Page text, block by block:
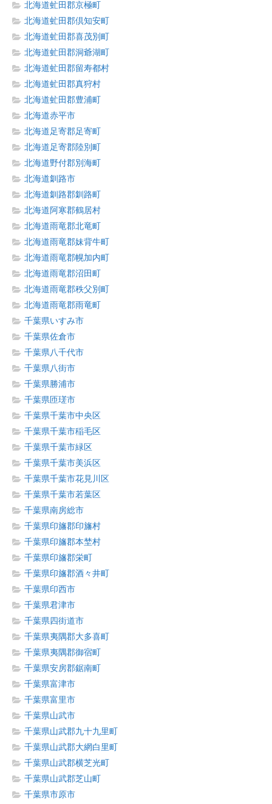
北海道虻田郡京極町
北海道虻田郡倶知安町
北海道虻田郡喜茂別町
北海道虻田郡洞爺湖町
北海道虻田郡留寿都村
北海道虻田郡真狩村
北海道虻田郡豊浦町
北海道赤平市
北海道足寄郡足寄町
北海道足寄郡陸別町
北海道野付郡別海町
北海道釧路市
北海道釧路郡釧路町
北海道阿寒郡鶴居村
北海道雨竜郡北竜町
北海道雨竜郡妹背牛町
北海道雨竜郡幌加内町
北海道雨竜郡沼田町
北海道雨竜郡秩父別町
北海道雨竜郡雨竜町
千葉県いすみ市
千葉県佐倉市
千葉県八千代市
千葉県八街市
千葉県勝浦市
千葉県匝瑳市
千葉県千葉市中央区
千葉県千葉市稲毛区
千葉県千葉市緑区
千葉県千葉市美浜区
千葉県千葉市花見川区
千葉県千葉市若葉区
千葉県南房総市
千葉県印旛郡印旛村
千葉県印旛郡本埜村
千葉県印旛郡栄町
千葉県印旛郡酒々井町
千葉県印西市
千葉県君津市
千葉県四街道市
千葉県夷隅郡大多喜町
千葉県夷隅郡御宿町
千葉県安房郡鋸南町
千葉県富津市
千葉県富里市
千葉県山武市
千葉県山武郡九十九里町
千葉県山武郡大網白里町
千葉県山武郡横芝光町
千葉県山武郡芝山町
千葉県市原市